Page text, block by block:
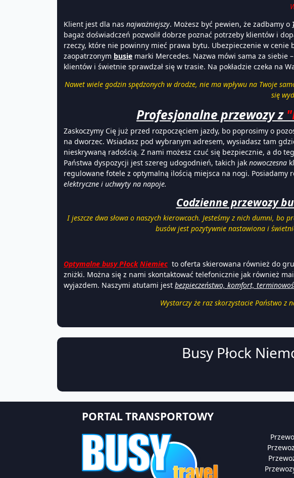
Klient jest dla nas najważniejszy. Możesz być pewien, że zadbamy o
bagaż doświadczeń pozwolił dobrze poznać potrzeby klientów i
rzeczy, które nie powinny mieć prawa bytu. Ubezpieczenie w
zaopatrzonym busie marki Mercedes. Nazwa mówi sama za siebie
klientów i świetnie sprawdzał się w trasie. Na pokładzie czeka na
Nawet wiele godzin spędzonych w drodze, nie ma wpływu na Twoje
się
Profesjonalne przewozy z
Zaskoczymy Cię już przed rozpoczęciem jazdy, bo poprosimy o
na dworzec. Wsiadasz pod wybranym adresem, wysiadasz tam
nieskrywaną radością. Z nami możesz czuć się bezpiecznie, a do
Państwa dyspozycji jest szereg udogodnień, takich jak nowoczesna
regulowane fotele z optymalną ilością miejsca na nogi. Posiadamy
elektryczne i uchwyty na napoje.
Codzienne przewozy
I jeszcze dwa słowa o naszych kierowcach. Jesteśmy z nich dumni,
busów jest pozytywnie nastawiona i
Optymalne busy Płock Niemiec to oferta skierowana również do
zniżki. Można się z nami skontaktować telefonicznie jak również
wyjazdem. Naszymi atutami jest bezpieczeństwo, komfort,
Wystarczy że raz skorzystacie Państwo z
Busy Płock
PORTAL TRANSPORTOWY